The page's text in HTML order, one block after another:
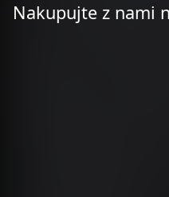
Nakupujte z nami